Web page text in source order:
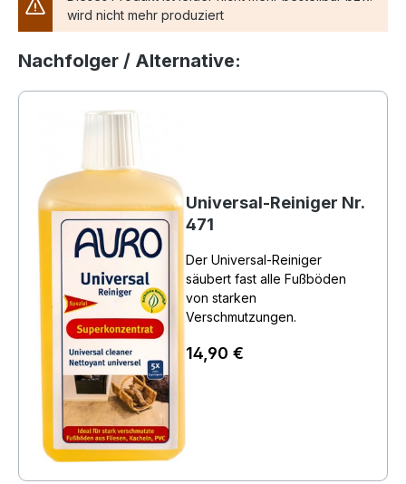
wird nicht mehr produziert
Nachfolger / Alternative:
Universal-Reiniger Nr.
471
Der Universal-Reiniger
säubert fast alle Fußböden
von starken
Verschmutzungen.
14,90 €